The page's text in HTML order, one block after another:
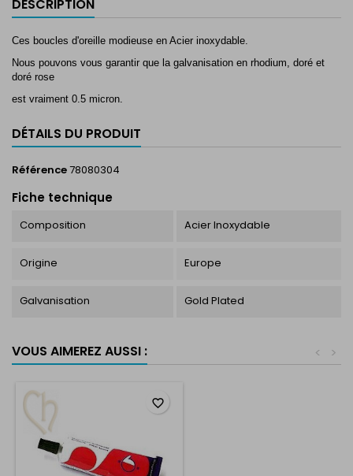
DESCRIPTION
Ces boucles d'oreille modieuse en Acier inoxydable.
Nous pouvons vous garantir que la galvanisation en rhodium, doré et
doré rose
est vraiment 0.5 micron.
DÉTAILS DU PRODUIT
Référence78080304
Fiche technique
Composition Acier Inoxydable
Origine Europe
Galvanisation Gold Plated
VOUS AIMEREZ AUSSI : >
<
favorite_border